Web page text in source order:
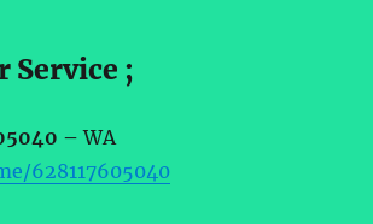
Service ;
–WA
628117605040